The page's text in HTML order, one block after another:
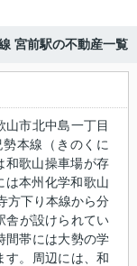
宮前駅の不動産一覧
市北中島一丁目
本線（きのくに
和歌山操車場が存
は本州化学和歌山
方下り本線から分
舎が設けられてい
間帯には大勢の学
す。周辺には、和